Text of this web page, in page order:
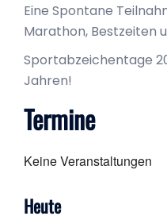
Eine Spontane
Marathon, Bestzeiten
Sportabzeichentage
Jahren!
Termine
Keine Veranstaltungen
Heute